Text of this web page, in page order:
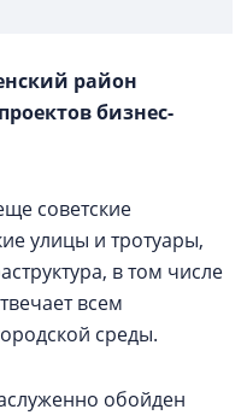
район
бизнес-
советские
улицы и тротуары,
в том числе
всем
среды.
обойден